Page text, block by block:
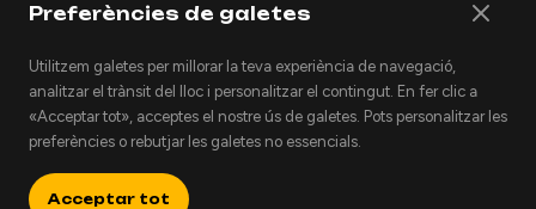
Notes de llançament
API
Incrusta podcasts
Preferències de galetes
Utilitzem galetes per millorar la teva experiència de navegació,
analitzar el trànsit del lloc i personalitzar el contingut. En fer clic a
«Acceptar tot», acceptes el nostre ús de galetes. Pots personalitzar les
preferències o rebutjar les galetes no essencials.
Acceptar tot